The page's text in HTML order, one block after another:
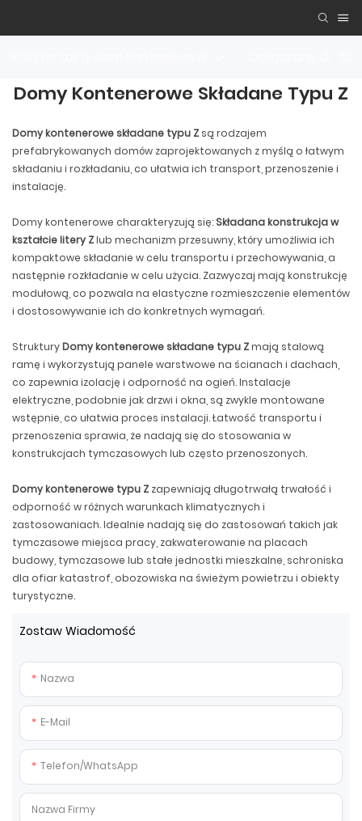
Domy Kontenerowe Składane Typu Z
Domy kontenerowe składane typu Z są rodzajem
prefabrykowanych domów zaprojektowanych z myślą o łatwym
składaniu i rozkładaniu, co ułatwia ich transport, przenoszenie i
instalację.
Domy kontenerowe charakteryzują się: Składana konstrukcja w
kształcie litery Zlub mechanizm przesuwny, który umożliwia ich
kompaktowe składanie w celu transportu i przechowywania, a
następnie rozkładanie w celu użycia. Zazwyczaj mają konstrukcję
modułową, co pozwala na elastyczne rozmieszczenie elementów
i dostosowywanie ich do konkretnych wymagań.
StrukturyDomy kontenerowe składane typu Zmają stalową
ramę i wykorzystują panele warstwowe na ścianach i dachach,
co zapewnia izolację i odporność na ogień. Instalacje
elektryczne, podobnie jak drzwi i okna, są zwykle montowane
wstępnie, co ułatwia proces instalacji. Łatwość transportu i
przenoszenia sprawia, że ​​nadają się do stosowania w
konstrukcjach tymczasowych lub często przenoszonych.
Domy kontenerowe typu Z zapewniają długotrwałą trwałość i
odporność w różnych warunkach klimatycznych i
zastosowaniach. Idealnie nadają się do zastosowań takich jak
tymczasowe miejsca pracy, zakwaterowanie na placach
budowy, tymczasowe lub stałe jednostki mieszkalne, schroniska
dla ofiar katastrof, obozowiska na świeżym powietrzu i obiekty
turystyczne.
Zostaw Wiadomość
Nazwa
E-Mail
Telefon/WhatsApp
Nazwa Firmy